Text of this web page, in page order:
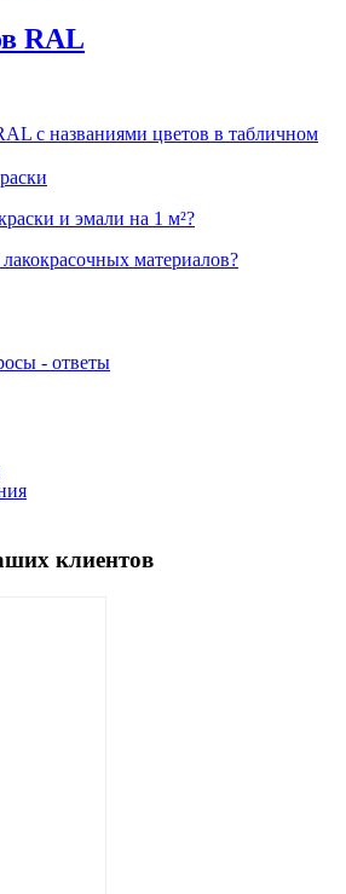
RAL
с названиями цветов в табличном
и эмали на 1 м²?
материалов?
- ответы
клиентов